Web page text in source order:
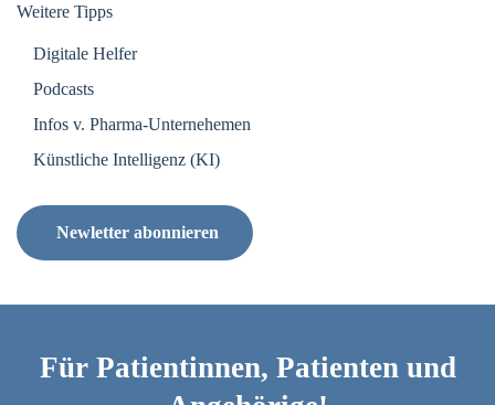
Weitere Tipps
Digitale Helfer
Podcasts
Infos v. Pharma-Unternehemen
Künstliche Intelligenz (KI)
Newletter abonnieren
Für Patientinnen, Patienten und